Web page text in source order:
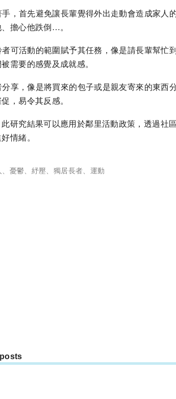
，首先避免讓長輩覺得外出走動會造成家人
擔心他跌倒…。
可活動的範圍賦予其任務，像是請長輩幫忙
需要的感覺及成就感。
享，像是將買來的包子或是親友寄來的東西
，易令其反感。
研究結果可以應用於鄰里活動政策，透過社
情緒。
憂鬱 紓壓 獨居長者 運動